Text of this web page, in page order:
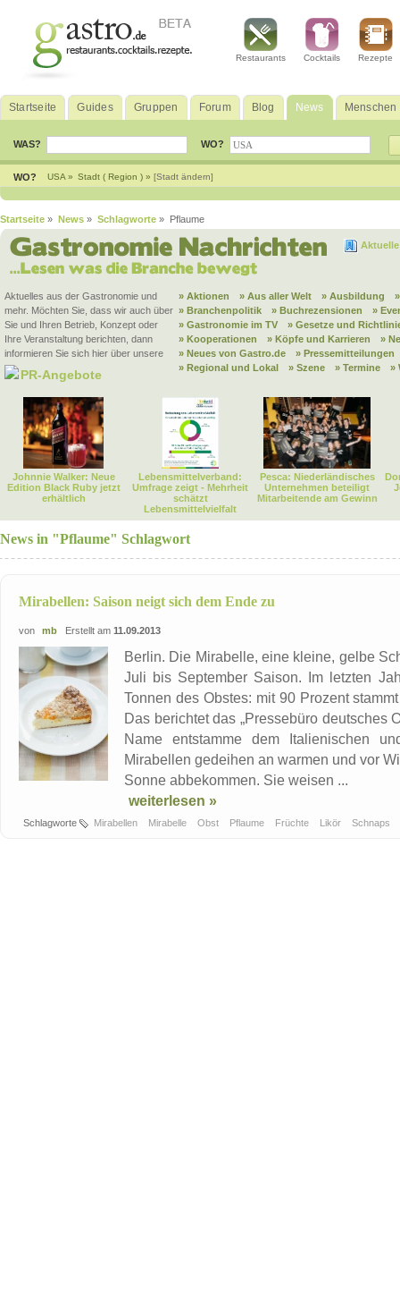
Restaurants Cocktails Rezepte
Startseite Guides Gruppen Forum Blog News Menschen
WAS? WO?
WO? USA » Stadt ( Region ) » [Stadt ändern]
Startseite » News » Schlagworte » Pflaume
Aktuelles aus der Gastronomie und
mehr. Möchten Sie, dass wir auch über
Sie und Ihren Betrieb, Konzept oder
Ihre Veranstaltung berichten, dann
informieren Sie sich hier über unsere
PR-Angebote
» Aktionen » Aus aller Welt » Ausbildung
» Branchenpolitik
» Buchrezensionen
»
» Gastronomie im TV
» Gesetze und
» Kooperationen
» Köpfe und Karrieren
»
» Neues von Gastro.de
» Pressemitteilungen
» Regional und Lokal
» Szene » Termine »
Johnnie Walker: Neue
Edition Black Ruby jetzt
erhältlich
Lebensmittelverband:
Umfrage zeigt - Mehrheit
schätzt
Lebensmittelvielfalt
Pesca: Niederländisches
Unternehmen beteiligt
Mitarbeitende am Gewinn
News in "Pflaume" Schlagwort
Mirabellen: Saison neigt sich dem Ende zu
von mb Erstellt am 11.09.2013
Berlin. Die Mirabelle, eine kleine, gelbe
Juli bis September Saison. Im letzten
Tonnen des Obstes: mit 90 Prozent
Das berichtet das „Pressebüro deutsches
Name entstamme dem Italienischen
Mirabellen gedeihen an warmen und vor
Sonne abbekommen. Sie weisen ...
weiterlesen »
Schlagworte Mirabellen Mirabelle Obst Pflaume Früchte Likör Schnaps